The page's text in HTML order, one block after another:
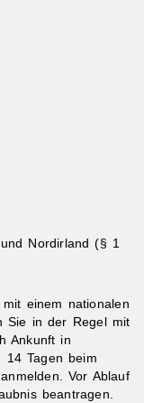
Nordirland (§ 1
einem nationalen
Sie in der Regel mit
Ankunft in
14 Tagen beim
Vor Ablauf
beantragen.